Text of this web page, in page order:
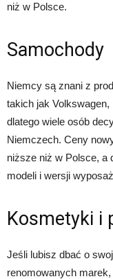
niż w Polsce.
Samochody
Niemcy są znani z
takich jak
dlatego wiele osób
Niemczech. Ceny
niższe niż w Polsce, a
modeli i wersji
Kosmetyki i
Jeśli lubisz dbać o
renomowanych